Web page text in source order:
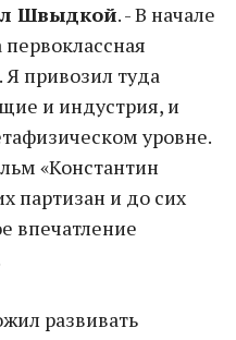
Швыдкой. - В начале
привозил туда
и индустрия, и
уровне.
«Константин
партизан и до сих
впечатление
развивать